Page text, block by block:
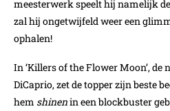
meesterwerk speelt hij namelijk
zal hij ongetwijfeld weer een
ophalen!
In ‘Killers of the Flower Moon’,
DiCaprio, zet de topper zijn beste
hem shinenin een blockbuster